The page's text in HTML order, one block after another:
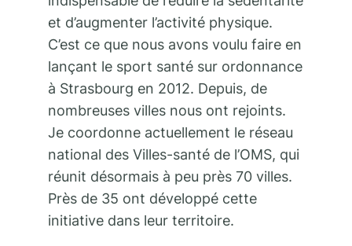
et d’augmenter l’activité physique.
C’est ce que nous avons voulu faire en
lançant le sport santé sur ordonnance
à Strasbourg en 2012. Depuis, de
nombreuses villes nous ont rejoints.
Je coordonne actuellement le réseau
national des Villes-santé de l’OMS, qui
réunit désormais à peu près 70 villes.
Près de 35 ont développé cette
initiative dans leur territoire.